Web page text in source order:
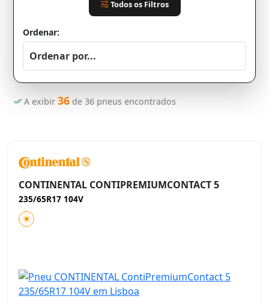
Todos os Filtros
Ordenar:
A exibir 36 de 36 pneus encontrados
CONTINENTAL CONTIPREMIUMCONTACT 5
235/65R17 104V